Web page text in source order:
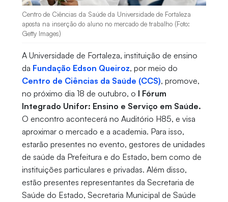
Centro de Ciências da Saúde da Universidade de Fortaleza
aposta na inserção do aluno no mercado de trabalho (Foto:
Getty Images)
A Universidade de Fortaleza, instituição de ensino
da Fundação Edson Queiroz, por meio do
Centro de Ciências da Saúde (CCS), promove,
no próximo dia 18 de outubro, o I Fórum
Integrado Unifor: Ensino e Serviço em Saúde.
O encontro acontecerá no Auditório H85, e visa
aproximar o mercado e a academia. Para isso,
estarão presentes no evento, gestores de unidades
de saúde da Prefeitura e do Estado, bem como de
instituições particulares e privadas. Além disso,
estão presentes representantes da Secretaria de
Saúde do Estado, Secretaria Municipal de Saúde